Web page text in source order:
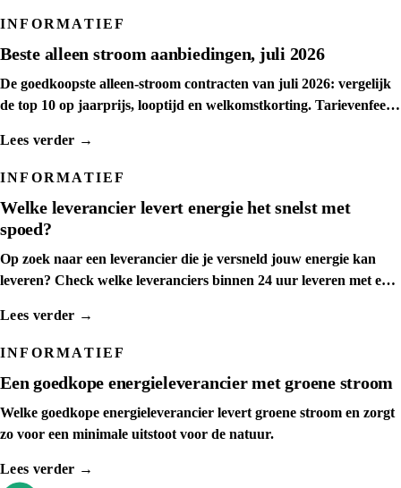
INFORMATIEF
Beste alleen stroom aanbiedingen, juli 2026
De goedkoopste alleen-stroom contracten van juli 2026: vergelijk
de top 10 op jaarprijs, looptijd en welkomstkorting. Tarievenfeed
Lees verder →
INFORMATIEF
Welke leverancier levert energie het snelst met
spoed?
Op zoek naar een leverancier die je versneld jouw energie kan
leveren? Check welke leveranciers binnen 24 uur leveren met een
Lees verder →
INFORMATIEF
Een goedkope energieleverancier met groene stroom
Welke goedkope energieleverancier levert groene stroom en zorgt
zo voor een minimale uitstoot voor de natuur.
Lees verder →